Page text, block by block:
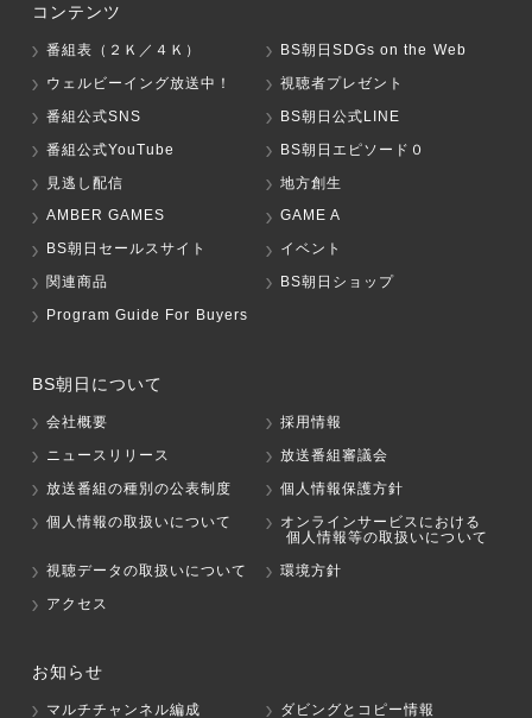
コンテンツ
番組表（２Ｋ／４Ｋ）
BS朝日SDGs on the Web
ウェルビーイング放送中！
視聴者プレゼント
番組公式SNS
BS朝日公式LINE
番組公式YouTube
BS朝日エピソード０
見逃し配信
地方創生
AMBER GAMES
GAME A
BS朝日セールスサイト
イベント
関連商品
BS朝日ショップ
Program Guide For Buyers
BS朝日について
会社概要
採用情報
ニュースリリース
放送番組審議会
放送番組の種別の公表制度
個人情報保護方針
個人情報の取扱いについて
オンラインサービスにおける
個人情報等の取扱いについて
視聴データの取扱いについて
環境方針
アクセス
お知らせ
マルチチャンネル編成 ダビングとコピー情報